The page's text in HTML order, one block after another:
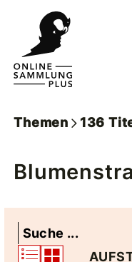
Themen 136